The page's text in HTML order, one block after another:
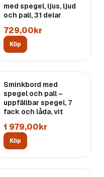
med spegel, ljus, ljud
och pall, 31 delar
729,00kr
Köp
Sminkbord med
spegel och pall –
uppfällbar spegel, 7
fack och låda, vit
1 979,00kr
Köp